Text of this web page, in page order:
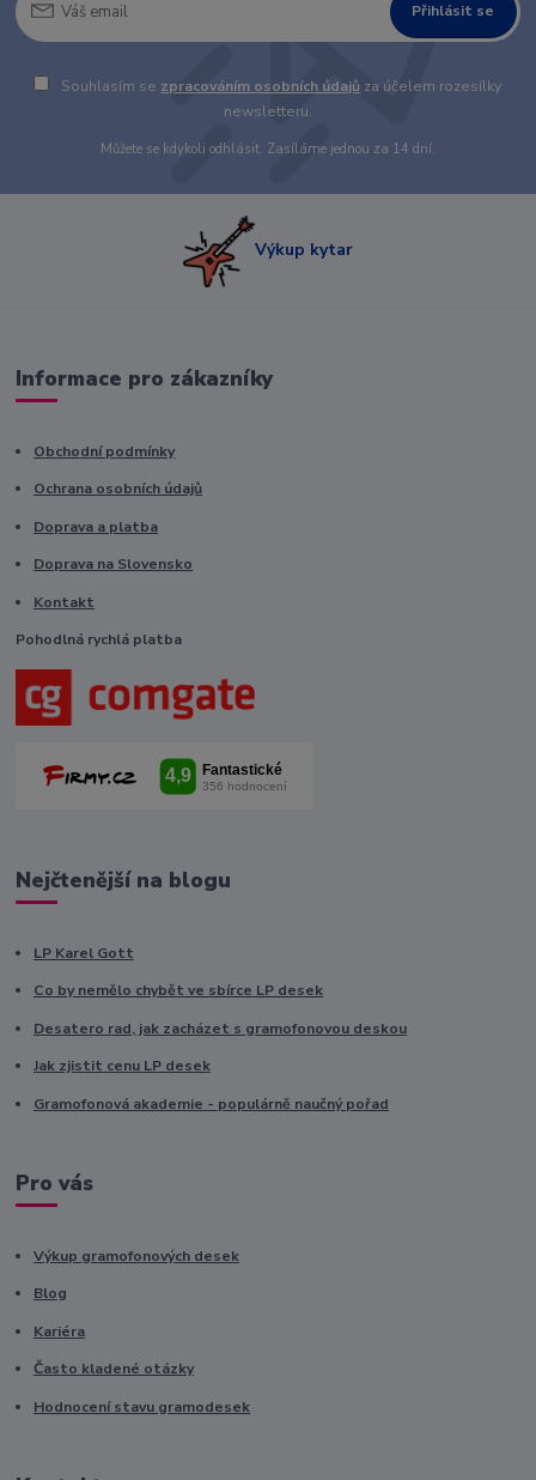
Přihlásit se
Souhlasím se zpracováním osobních údajů za účelem rozesílky
newsletteru.
Můžete se kdykoli odhlásit. Zasíláme jednou za 14 dní.
Výkup kytar
Informace pro zákazníky
Obchodní podmínky
Ochrana osobních údajů
Doprava a platba
Doprava na Slovensko
Kontakt
Pohodlná rychlá platba
Nejčtenější na blogu
LP Karel Gott
Co by nemělo chybět ve sbírce LP desek
Desatero rad, jak zacházet s gramofonovou deskou
Jak zjistit cenu LP desek
Gramofonová akademie - populárně naučný pořad
Pro vás
Výkup gramofonových desek
Blog
Kariéra
Často kladené otázky
Hodnocení stavu gramodesek